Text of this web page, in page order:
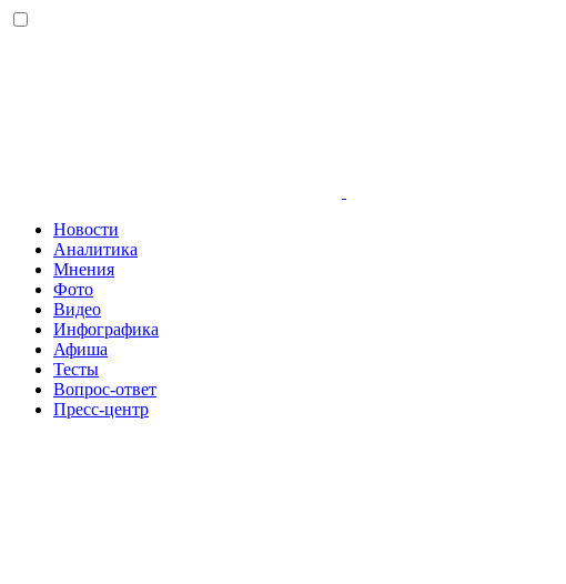
Новости
Аналитика
Мнения
Фото
Видео
Инфографика
Афиша
Тесты
Вопрос-ответ
Пресс-центр